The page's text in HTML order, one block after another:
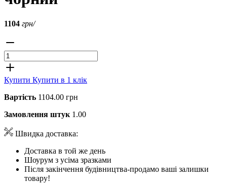
1104 грн/
Купити Купити в 1 клік
Вартість 1104.00 грн
Замовлення штук 1.00
Швидка доставка:
Доставка в той же день
Шоурум з усіма зразками
Після закінчення будівництва-продамо ваші залишки
товару!